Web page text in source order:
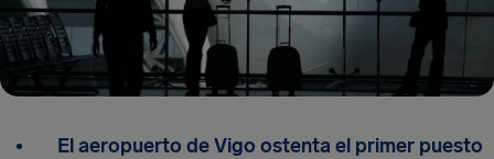
El aeropuerto de Vigo ostenta el primer puesto